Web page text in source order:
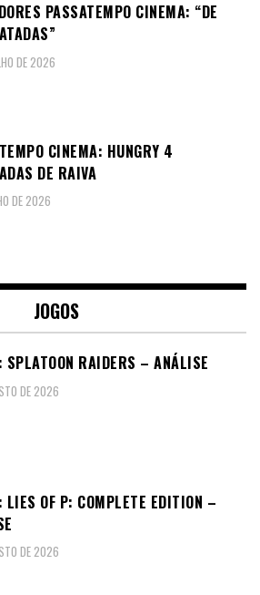
PASSATEMPO CINEMA: “DE
DE 2026
CINEMA: HUNGRY 4
DE RAIVA
DE 2026
JOGOS
SPLATOON RAIDERS – ANÁLISE
DE 2026
LIES OF P: COMPLETE EDITION –
DE 2026